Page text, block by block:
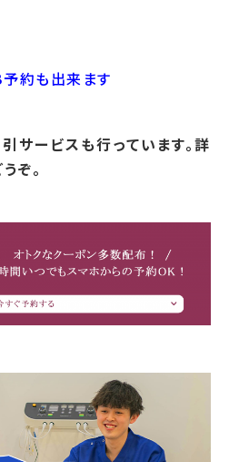
予約も出来ます
サービスも行っています。詳
ぞ。